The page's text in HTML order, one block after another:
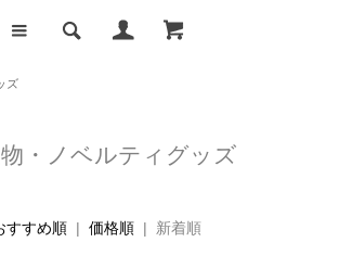
ズ
・ノベルティグッズ
すすめ順 | 価格順 | 新着順